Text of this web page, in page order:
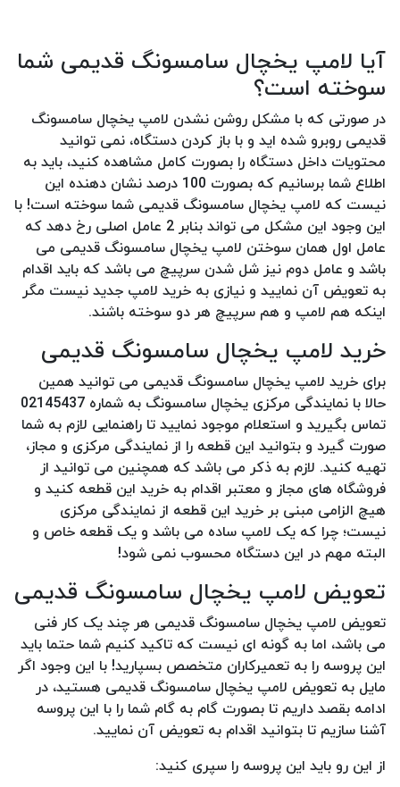
آیا لامپ یخچال سامسونگ قدیمی شما
سوخته است؟
در صورتی که با مشکل روشن نشدن لامپ یخچال سامسونگ
قدیمی روبرو شده اید و با باز کردن دستگاه، نمی توانید
محتویات داخل دستگاه را بصورت کامل مشاهده کنید، باید به
اطلاع شما برسانیم که بصورت 100 درصد نشان دهنده این
نیست که لامپ یخچال سامسونگ قدیمی شما سوخته است! با
این وجود این مشکل می تواند بنابر 2 عامل اصلی رخ دهد که
عامل اول همان سوختن لامپ یخچال سامسونگ قدیمی می
باشد و عامل دوم نیز شل شدن سرپیچ می باشد که باید اقدام
به تعویض آن نمایید و نیازی به خرید لامپ جدید نیست مگر
اینکه هم لامپ و هم سرپیچ هر دو سوخته باشند.
خرید لامپ یخچال سامسونگ قدیمی
برای خرید لامپ یخچال سامسونگ قدیمی می توانید همین
حالا با نمایندگی مرکزی یخچال سامسونگ به شماره 02145437
تماس بگیرید و استعلام موجود نمایید تا راهنمایی لازم به شما
صورت گیرد و بتوانید این قطعه را از نمایندگی مرکزی و مجاز،
تهیه کنید. لازم به ذکر می باشد که همچنین می توانید از
فروشگاه های مجاز و معتبر اقدام به خرید این قطعه کنید و
هیچ الزامی مبنی بر خرید این قطعه از نمایندگی مرکزی
نیست؛ چرا که یک لامپ ساده می باشد و یک قطعه خاص و
البته مهم در این دستگاه محسوب نمی شود!
تعویض لامپ یخچال سامسونگ قدیمی
تعویض لامپ یخچال سامسونگ قدیمی هر چند یک کار فنی
می باشد، اما به گونه ای نیست که تاکید کنیم شما حتما باید
این پروسه را به تعمیرکاران متخصص بسپارید! با این وجود اگر
مایل به تعویض لامپ یخچال سامسونگ قدیمی هستید، در
ادامه بقصد داریم تا بصورت گام به گام شما را با این پروسه
آشنا سازیم تا بتوانید اقدام به تعویض آن نمایید.
از این رو باید این پروسه را سپری کنید: